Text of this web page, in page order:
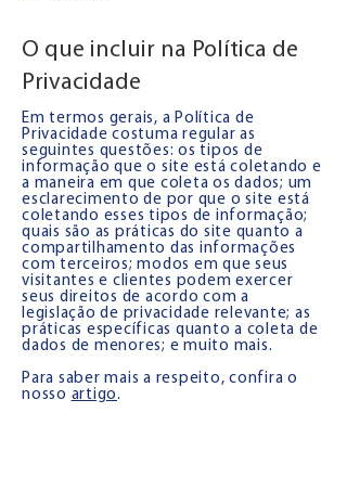
O que incluir na Política de
Privacidade
Em termos gerais, a Política de
Privacidade costuma regular as
seguintes questões: os tipos de
informação que o site está coletando e
a maneira em que coleta os dados; um
esclarecimento de por que o site está
coletando esses tipos de informação;
quais são as práticas do site quanto a
compartilhamento das informações
com terceiros; modos em que seus
visitantes e clientes podem exercer
seus direitos de acordo com a
legislação de privacidade relevante; as
práticas específicas quanto a coleta de
dados de menores; e muito mais.
Para saber mais a respeito, confira o
nosso artigo.